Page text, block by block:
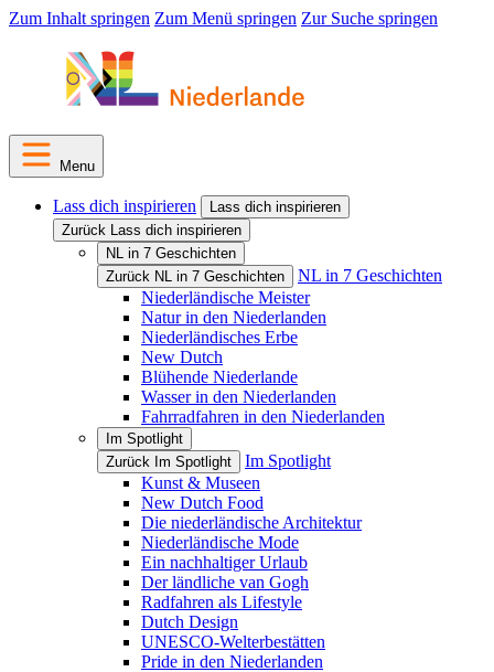
Zum Inhalt springen Zum Menü springen Zur Suche springen
Menu
Lass dich inspirieren
Lass dich inspirieren
Zurück Lass dich inspirieren
NL in 7 Geschichten
Zurück NL in 7 Geschichten
NL in 7 Geschichten
Niederländische Meister
Natur in den Niederlanden
Niederländisches Erbe
New Dutch
Blühende Niederlande
Wasser in den Niederlanden
Fahrradfahren in den Niederlanden
Im Spotlight
Zurück Im Spotlight
Im Spotlight
Kunst & Museen
New Dutch Food
Die niederländische Architektur
Niederländische Mode
Ein nachhaltiger Urlaub
Der ländliche van Gogh
Radfahren als Lifestyle
Dutch Design
UNESCO-Welterbestätten
Pride in den Niederlanden